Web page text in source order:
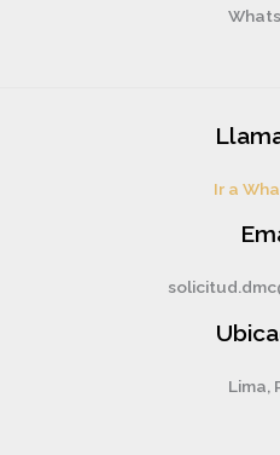
Ir a
Lima,